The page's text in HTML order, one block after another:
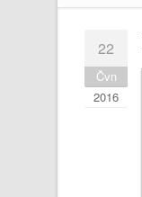
22
Čvn
2016